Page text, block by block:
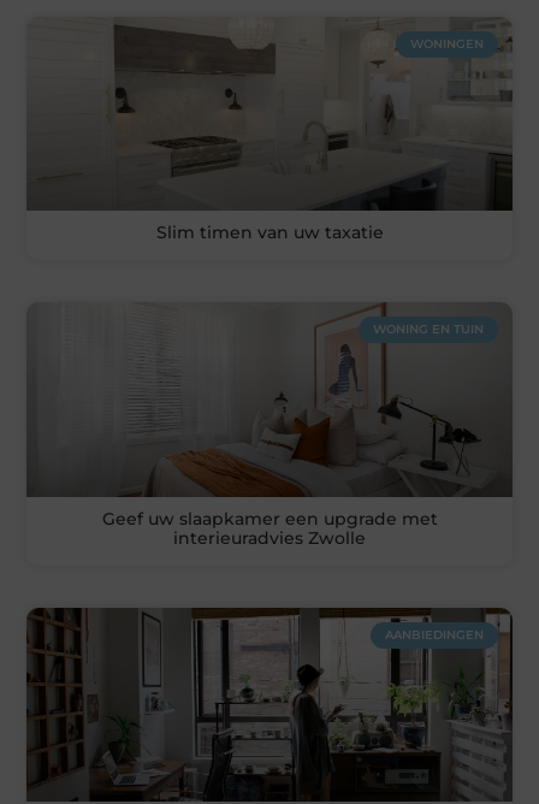
WONINGEN
Slim timen van uw taxatie
WONING EN TUIN
Geef uw slaapkamer een upgrade met
interieuradvies Zwolle
AANBIEDINGEN